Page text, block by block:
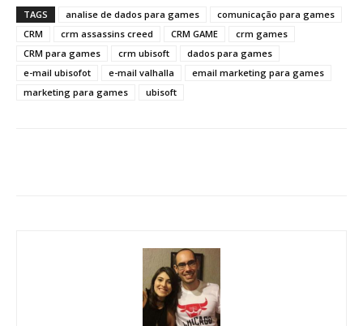
TAGS analise de dados para games
comunicação para games
CRM
crm assassins creed CRM GAME
crm games
CRM para games
crm ubisoft
dados para games
e-mail ubisofot
e-mail valhalla
email marketing para games
marketing para games
ubisoft